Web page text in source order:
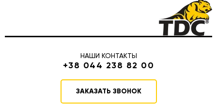
НАШИ КОНТАКТЫ
+38 044 238 82 00
ЗАКАЗАТЬ ЗВОНОК